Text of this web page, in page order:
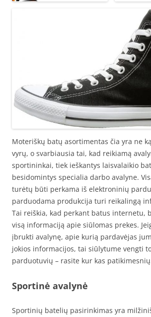
Moteriškų batų asortimentas čia yra ne
vyrų, o svarbiausia tai, kad reikiamą
sportininkai, tiek ieškantys laisvalaikio
besidomintys specialia darbo avalyne.
turėtų būti perkama iš elektroninių
parduodama produkcija turi reikalingą
Tai reiškia, kad perkant batus internetu,
visą informaciją apie siūlomas prekes.
įbrukti avalynę, apie kurią pardavėjas
jokios informacijos, tai siūlytume vengti
parduotuvių – rasite kur kas
Sportinė avalynė
Sportinių batelių pasirinkimas yra